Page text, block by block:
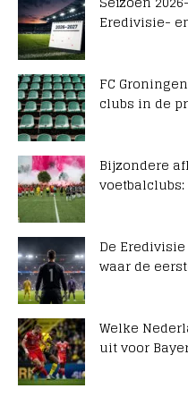
Eredivisie-
FC
clubs in de
Bijzondere
De
waar de
Welke
uit voor